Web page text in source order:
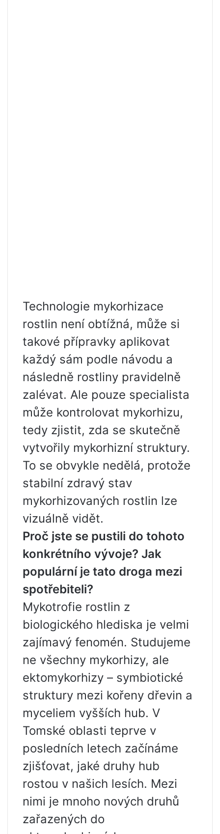
Technologie mykorhizace
rostlin není obtížná, může si
takové přípravky aplikovat
každý sám podle návodu a
následně rostliny pravidelně
zalévat. Ale pouze specialista
může kontrolovat mykorhizu,
tedy zjistit, zda se skutečně
vytvořily mykorhizní struktury.
To se obvykle nedělá, protože
stabilní zdravý stav
mykorhizovaných rostlin lze
vizuálně vidět.
Proč jste se pustili do tohoto
konkrétního vývoje? Jak
populární je tato droga mezi
spotřebiteli?
Mykotrofie rostlin z
biologického hlediska je velmi
zajímavý fenomén. Studujeme
ne všechny mykorhizy, ale
ektomykorhizy – symbiotické
struktury mezi kořeny dřevin a
myceliem vyšších hub. V
Tomské oblasti teprve v
posledních letech začínáme
zjišťovat, jaké druhy hub
rostou v našich lesích. Mezi
nimi je mnoho nových druhů
zařazených do